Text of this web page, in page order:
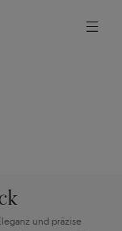
und präzise